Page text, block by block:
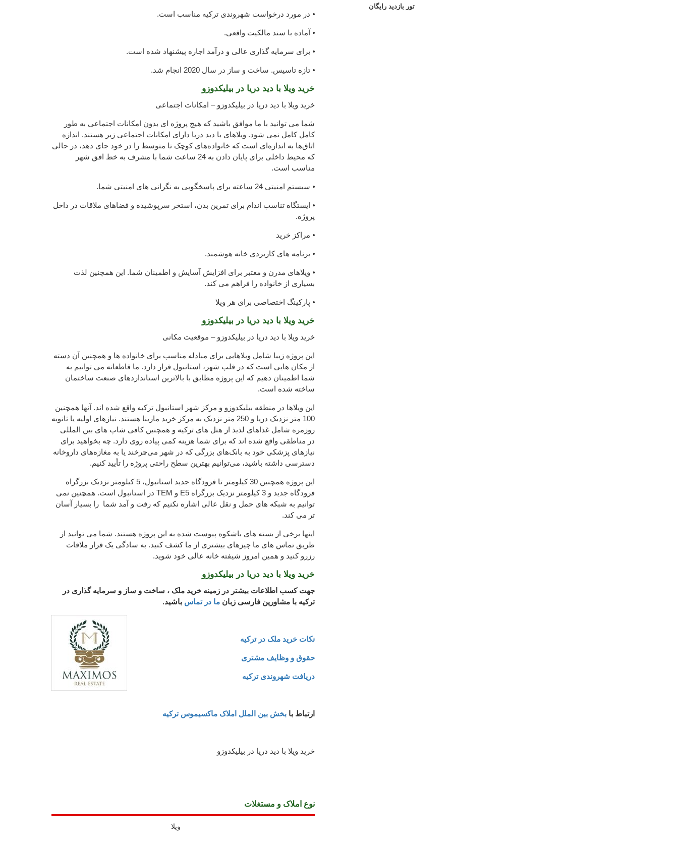
⦁ در مورد درخواست شهروندی ترکیه مناسب است.
⦁ آماده با سند مالکیت واقعی.
⦁ برای سرمایه گذاری عالی و درآمد اجاره پیشنهاد شده است.
⦁ تازه تاسیس. ساخت و ساز در سال 2020 انجام شد.
خرید ویلا با دید دریا در بیلیکدوزو
خرید ویلا با دید دریا در بیلیکدوزو – امکانات اجتماعی
شما می توانید با ما موافق باشید که هیچ پروژه ای بدون امکانات اجتماعی به طور
کامل کامل نمی شود. ویلاهای با دید دریا دارای امکانات اجتماعی زیر هستند. اندازه
اتاق‌ها به اندازه‌ای است که خانواده‌های کوچک تا متوسط را در خود جای دهد، در حالی
که محیط داخلی برای پایان دادن به 24 ساعت شما با مشرف به خط افق شهر
مناسب است.
⦁ سیستم امنیتی 24 ساعته برای پاسخگویی به نگرانی های امنیتی شما.
⦁ ایستگاه تناسب اندام برای تمرین بدن، استخر سرپوشیده و فضاهای ملاقات در داخل
پروژه.
⦁ مراکز خرید
⦁ برنامه های کاربردی خانه هوشمند.
⦁ ویلاهای مدرن و معتبر برای افزایش آسایش و اطمینان شما. این همچنین لذت
بسیاری از خانواده را فراهم می کند.
⦁ پارکینگ اختصاصی برای هر ویلا
خرید ویلا با دید دریا در بیلیکدوزو
خرید ویلا با دید دریا در بیلیکدوزو – موقعیت مکانی
این پروژه زیبا شامل ویلاهایی برای مبادله مناسب برای خانواده ها و همچنین آن دسته
از مکان هایی است که در قلب شهر، استانبول قرار دارد. ما قاطعانه می توانیم به
شما اطمینان دهیم که این پروژه مطابق با بالاترین استانداردهای صنعت ساختمان
ساخته شده است.
این ویلاها در منطقه بیلیکدوزو و مرکز شهر استانبول ترکیه واقع شده اند. آنها همچنین
100 متر نزدیک دریا و 250 متر نزدیک به مرکز خرید مارینا هستند. نیازهای اولیه یا ثانویه
روزمره شامل غذاهای لذیذ از هتل های ترکیه و همچنین کافی شاپ های بین المللی
در مناطقی واقع شده اند که برای شما هزینه کمی پیاده روی دارد. چه بخواهید برای
نیازهای پزشکی خود به بانک‌های بزرگی که در شهر می‌چرخند یا به مغازه‌های داروخانه
دسترسی داشته باشید، می‌توانیم بهترین سطح راحتی پروژه را تأیید کنیم.
این پروژه همچنین 30 کیلومتر تا فرودگاه جدید استانبول، 5 کیلومتر نزدیک بزرگراه
فرودگاه جدید و 3 کیلومتر نزدیک بزرگراه E5 و TEM در استانبول است. همچنین نمی
توانیم به شبکه های حمل و نقل عالی اشاره نکنیم که رفت و آمد شما را بسیار آسان
تر می کند.
اینها برخی از بسته های باشکوه پیوست شده به این پروژه هستند. شما می توانید از
طریق تماس های ما چیزهای بیشتری از ما کشف کنید. به سادگی یک قرار ملاقات
رزرو کنید و همین امروز شیفته خانه عالی خود شوید.
خرید ویلا با دید دریا در بیلیکدوزو
جهت کسب اطلاعات بیشتر در زمینه خرید ملک ، ساخت و ساز و سرمایه گذاری در
ترکیه با مشاورین فارسی زبانما در تماس باشید.
نکات خرید ملک در ترکیه
حقوق و وظایف مشتری
دریافت شهروندی ترکیه
ارتباط بابخش بین الملل املاک ماکسیموس ترکیه
خرید ویلا با دید دریا در بیلیکدوزو
نوع املاک و مستغلات
ویلا
تور بازدید رایگان